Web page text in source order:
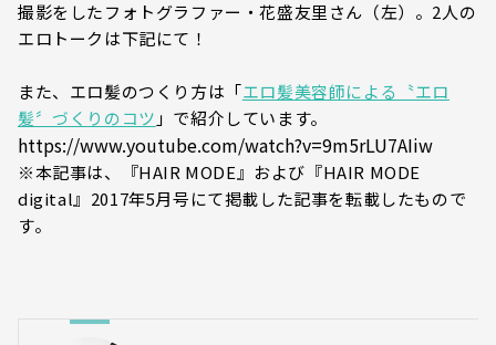
撮影をしたフォトグラファー・花盛友里さん（左）。2人の
エロトークは下記にて！
また、エロ髪のつくり方は「エロ髪美容師による〝エロ
髪〞づくりのコツ 」で紹介しています。
https://www.youtube.com/watch?v=9m5rLU7AIiw
※本記事は、『HAIR MODE』および『HAIR MODE
digital』2017年5月号にて掲載した記事を転載したもので
す。